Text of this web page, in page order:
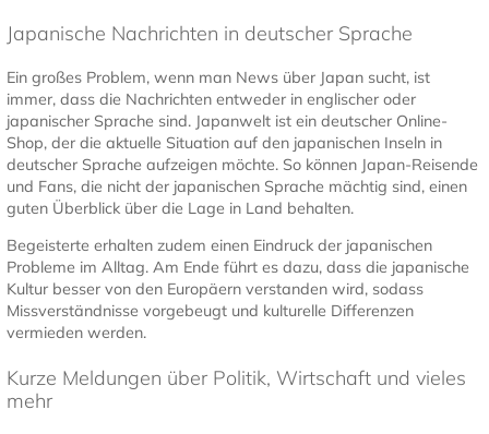
Japanische Nachrichten in deutscher Sprache
Ein großes Problem, wenn man News über Japan sucht, ist
immer, dass die Nachrichten entweder in englischer oder
japanischer Sprache sind. Japanwelt ist ein deutscher Online-
Shop, der die aktuelle Situation auf den japanischen Inseln in
deutscher Sprache aufzeigen möchte. So können Japan-Reisende
und Fans, die nicht der japanischen Sprache mächtig sind, einen
guten Überblick über die Lage in Land behalten.
Begeisterte erhalten zudem einen Eindruck der japanischen
Probleme im Alltag. Am Ende führt es dazu, dass die japanische
Kultur besser von den Europäern verstanden wird, sodass
Missverständnisse vorgebeugt und kulturelle Differenzen
vermieden werden.
Kurze Meldungen über Politik, Wirtschaft und vieles
mehr